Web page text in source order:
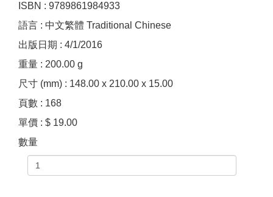
ISBN : 9789861984933
語言 : 中文繁體 Traditional Chinese
出版日期 : 4/1/2016
重量 : 200.00 g
尺寸 (mm) : 148.00 x 210.00 x 15.00
頁數 : 168
單價 : $ 19.00
數量